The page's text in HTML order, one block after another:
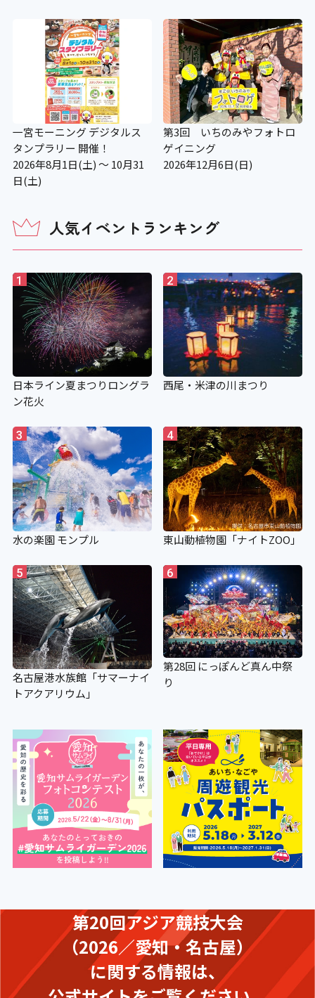
一宮モーニング デジタルス
タンプラリー 開催！
2026年8月1日(土) ～ 10月31
日(土)
第3回 いちのみやフォトロ
ゲイニング
2026年12月6日(日)
人気イベントランキング
1
日本ライン夏まつりロングラ
ン花火
2
西尾・米津の川まつり
3
水の楽園 モンプル
4
東山動植物園「ナイトZOO」
5
名古屋港水族館「サマーナイ
トアクアリウム」
6
第28回 にっぽんど真ん中祭
り
第20回アジア競技大会
（2026／愛知・名古屋）
に関する情報は、